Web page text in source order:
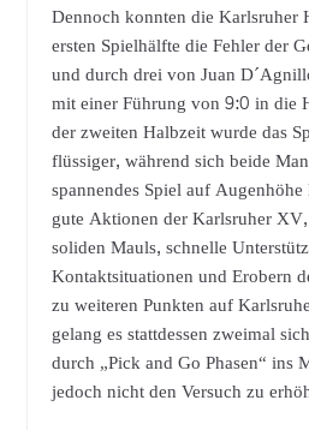
Dennoch konnten die Karlsruher
ersten Spielhälfte die Fehler der
und durch drei von Juan
mit einer Führung von 9:0 in die
der zweiten Halbzeit wurde das
flüssiger, während sich beide
spannendes Spiel auf
gute Aktionen der Karlsruher
soliden Mauls, schnelle
Kontaktsituationen und Erobern
zu weiteren Punkten auf
gelang es stattdessen zweimal
durch „Pick and Go Phasen“ ins
jedoch nicht den Versuch zu